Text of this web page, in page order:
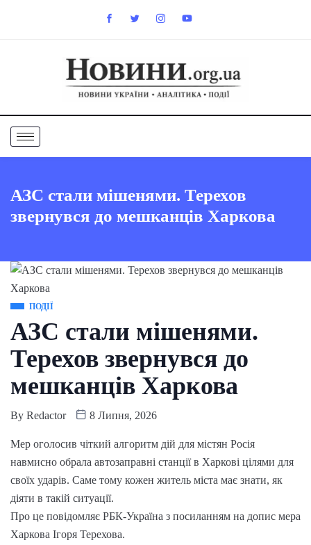
АЗС стали мішенями. Терехов
звернувся до мешканців Харкова
ПОДІЇ
АЗС стали мішенями.
Терехов звернувся до
мешканців Харкова
By Redactor 8 Липня, 2026
Мер оголосив чіткий алгоритм дій для містян Росія
навмисно обрала автозаправні станції в Харкові цілями для
своїх ударів. Саме тому кожен житель міста має знати, як
діяти в такій ситуації.
Про це повідомляє РБК-Україна з посиланням на допис мера
Харкова Ігоря Терехова.